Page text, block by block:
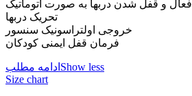
فعال و قفل شدن دربها به صورت اتوماتیک
تحریک دربها
خروجی اولتراسونیک سنسور
فرمان قفل ایمنی کودکان
ادامه مطلب Show less
Size chart